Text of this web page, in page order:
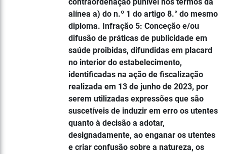
alínea a) do n.º 1 do artigo 8.° do mesmo
diploma. Infração 5: Conceção e/ou
difusão de práticas de publicidade em
saúde proibidas, difundidas em placard
no interior do estabelecimento,
identificadas na ação de fiscalização
realizada em 13 de junho de 2023, por
serem utilizadas expressões que são
suscetíveis de induzir em erro os utentes
quanto à decisão a adotar,
designadamente, ao enganar os utentes
e criar confusão sobre a natureza, os